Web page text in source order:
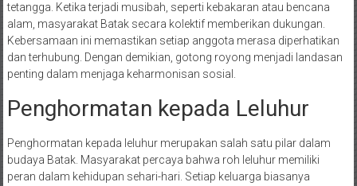
tetangga. Ketika terjadi musibah, seperti kebakaran atau bencana
alam, masyarakat Batak secara kolektif memberikan dukungan.
Kebersamaan ini memastikan setiap anggota merasa diperhatikan
dan terhubung. Dengan demikian, gotong royong menjadi landasan
penting dalam menjaga keharmonisan sosial.
Penghormatan kepada Leluhur
Penghormatan kepada leluhur merupakan salah satu pilar dalam
budaya Batak. Masyarakat percaya bahwa roh leluhur memiliki
peran dalam kehidupan sehari-hari. Setiap keluarga biasanya